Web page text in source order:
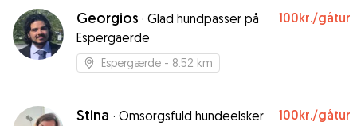
at bruge Anabel igen.
Georgios · Glad hundpasser på
Espergaerde
100kr./gåtur
Espergærde - 8.52 km
Stina · Omsorgsfuld hundeelsker
100kr./gåtur